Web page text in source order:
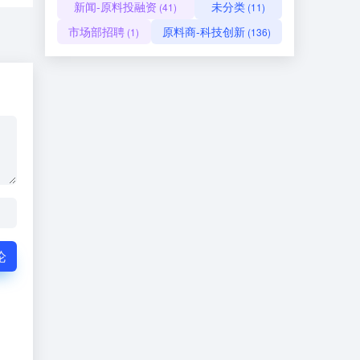
新闻-原料投融资 (41) 未分类(11)
市场部招聘 (1) 原料商-科技创新(136)